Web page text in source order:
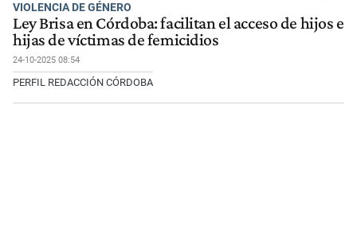
VIOLENCIA DE GÉNERO
Ley Brisa en Córdoba: facilitan el acceso de hijos e
hijas de víctimas de femicidios
24-10-2025 08:54
PERFIL REDACCIÓN CÓRDOBA